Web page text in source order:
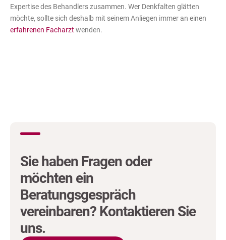
Expertise des Behandlers zusammen. Wer Denkfalten glätten
möchte, sollte sich deshalb mit seinem Anliegen immer an einen
erfahrenen Facharzt wenden.
Sie haben Fragen oder
möchten ein
Beratungsgespräch
vereinbaren? Kontaktieren Sie
uns.